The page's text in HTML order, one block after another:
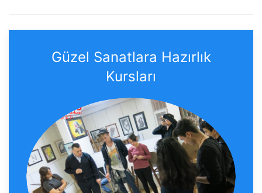
Güzel Sanatlara Hazırlık
Kursları